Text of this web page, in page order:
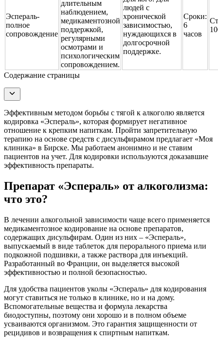
Эспераль-
полное
сопровождение
длительным
наблюдением,
медикаментозной
поддержкой,
регулярными
осмотрами и
психологическим
сопровождением.
людей с
хронической
зависимостью,
нуждающихся в
долгосрочной
поддержке.
Сроки:
6
часов
Содержание страницы
Эффективным методом борьбы с тягой к алкоголю является
кодировка «Эспераль», которая формирует негативное
отношение к крепким напиткам. Пройти запретительную
терапию на основе средств с дисульфирамом предлагает «Моя
клиника» в Бирске. Мы работаем анонимно и не ставим
пациентов на учет. Для кодировки используются доказавшие
эффективность препараты.
Препарат «Эспераль» от алкоголизма:
что это?
В лечении алкогольной зависимости чаще всего применяется
медикаментозное кодирование на основе препаратов,
содержащих дисульфирам. Один из них – «Эспераль»,
выпускаемый в виде таблеток для перорального приема или
подкожной подшивки, а также раствора для инъекций.
Разработанный во Франции, он выделяется высокой
эффективностью и полной безопасностью.
Для удобства пациентов уколы «Эспераль» для кодирования
могут ставиться не только в клинике, но и на дому.
Вспомогательные вещества и формула лекарства
биодоступны, поэтому они хорошо и в полном объеме
усваиваются организмом. Это гарантия защищенности от
рецидивов и возвращения к спиртным напиткам.